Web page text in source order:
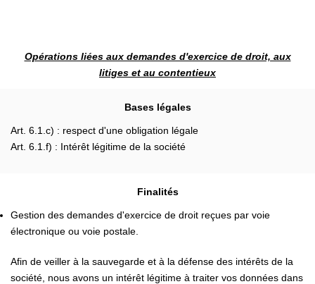
Opérations liées aux demandes d'exercice de droit, aux
litiges et au contentieux
Bases légales
Art. 6.1.c) : respect d'une obligation légale
Art. 6.1.f) : Intérêt légitime de la société
Finalités
Gestion des demandes d'exercice de droit reçues par voie
électronique ou voie postale.
Afin de veiller à la sauvegarde et à la défense des intérêts de la
société, nous avons un intérêt légitime à traiter vos données dans